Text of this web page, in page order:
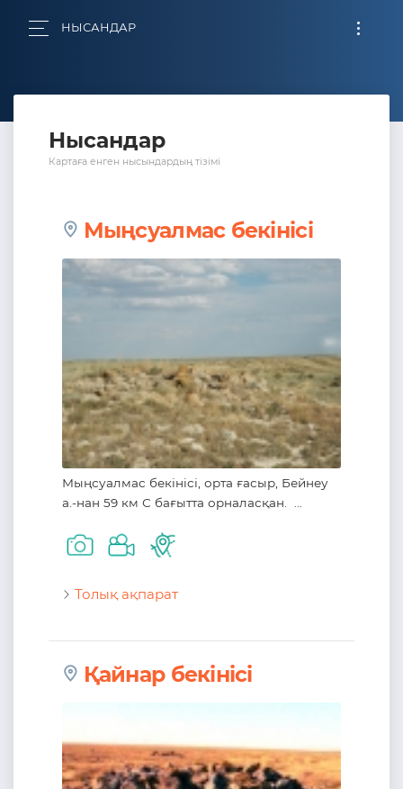
НЫСАНДАР
Нысандар
Картаға енген нысындардың тізімі
Мыңсуалмас бекінісі
Мыңсуалмас бекінісі, орта ғасыр, Бейнеу
а.-нан 59 км С бағытта орналасқан. ...
Толық ақпарат
Қайнар бекінісі